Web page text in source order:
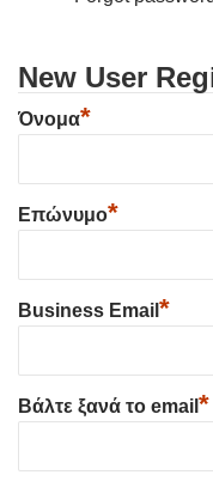
New User
Όνομα*
Επώνυμο*
Business Email *
Βάλτε ξανά το email *